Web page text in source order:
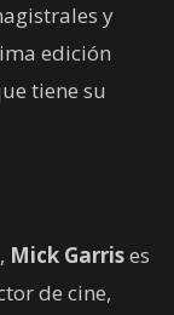
y
edición
tiene su
Mick Garrises
de cine,